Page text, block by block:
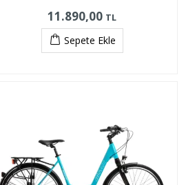
11.890,00 TL
Sepete Ekle